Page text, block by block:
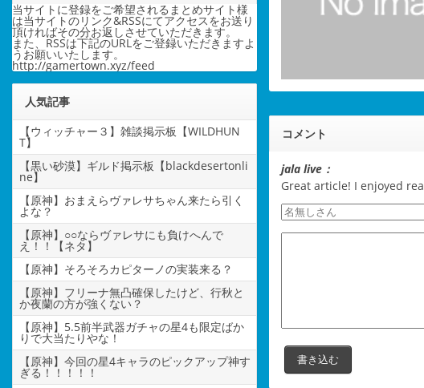
コメント
jala live：
Great article! I enjoyed
当サイトに登録をご希望されるまとめサイト様
は当サイトのリンク&RSSにてアクセスをお送り
頂ければその分お返しさせていただきます。
また、RSSは下記のURLをご登録いただきますよ
うお願いいたします。
http://gamertown.xyz/feed
人気記事
【ウィッチャー３】雑談掲示板【WILDHUN
T】
【黒い砂漠】ギルド掲示板【blackdesertonli
ne】
【原神】おまえらヴァレサちゃん来たら引く
よな？
【原神】○○ならヴァレサにも負けへんで
え！！【ネタ】
【原神】そろそろカピターノの実装来る？
【原神】フリーナ無凸確保したけど、行秋と
か夜蘭の方が強くない？
【原神】5.5前半武器ガチャの星4も限定ばか
りで大当たりやな！
【原神】今回の星4キャラのピックアップ神す
ぎる！！！！！